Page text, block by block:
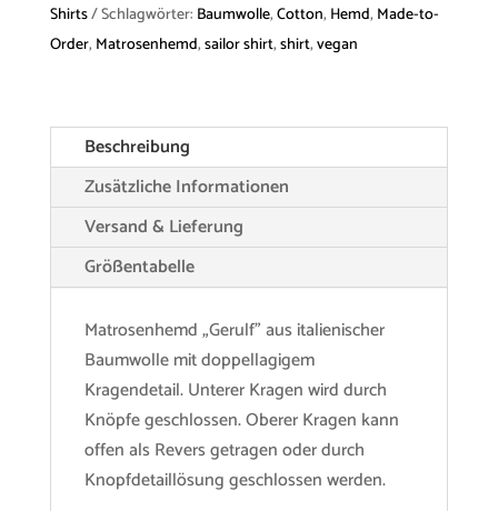
Shirts Schlagwörter: Baumwolle,Cotton, Hemd, Made-to-
Order, Matrosenhemd,sailor shirt,shirt,vegan
Beschreibung
Zusätzliche Informationen
Versand & Lieferung
Größentabelle
Matrosenhemd „Gerulf” aus italienischer
Baumwolle mit doppellagigem
Kragendetail. Unterer Kragen wird durch
Knöpfe geschlossen. Oberer Kragen kann
offen als Revers getragen oder durch
Knopfdetaillösung geschlossen werden.